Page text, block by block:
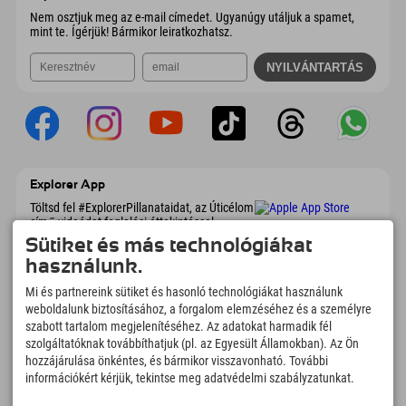
Nem osztjuk meg az e-mail címedet. Ugyanúgy utáljuk a spamet,
mint te. Ígérjük! Bármikor leiratkozhatsz.
Explorer App
Töltsd fel #ExplorerPillanataidat, az Úticélom
című videódat foglalási áttekintéssel,
bakancslistával, étterem áttekintéssel és
még sok mással. Töltsd le most!
Felfedezős pillanatok ideje
166
Hegyi tavak és
élményfürdők
4.634km
Sí- és snowboardpályák
8.991km 97%
Sütiket és más technológiákat
használunk.
Mi és partnereink sütiket és hasonló technológiákat használunk
weboldalunk biztosításához, a forgalom elemzéséhez és a személyre
szabott tartalom megjelenítéséhez. Az adatokat harmadik fél
szolgáltatóknak továbbíthatjuk (pl. az Egyesült Államokban). Az Ön
hozzájárulása önkéntes, és bármikor visszavonható. További
információkért kérjük, tekintse meg adatvédelmi szabályzatunkat.